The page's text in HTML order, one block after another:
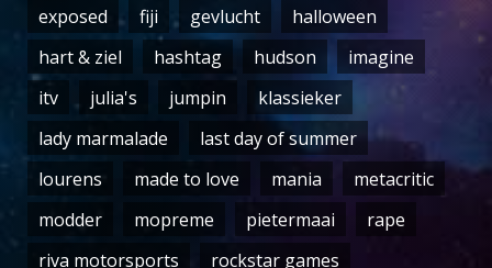
exposed
fiji gevlucht
halloween
hart & ziel
hashtag hudson
imagine
itv
julia's jumpin
klassieker
lady marmalade
last day of summer
lourens
made to love mania
metacritic
modder
mopreme pietermaai
rape
riva motorsports
rockstar games